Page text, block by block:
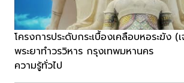
โครงการประดับกระเบื้องเคลือบหอระฆัง
พระยาทำวรวิหาร กรุงเทพมหานคร
ความรู้ทั่วไป